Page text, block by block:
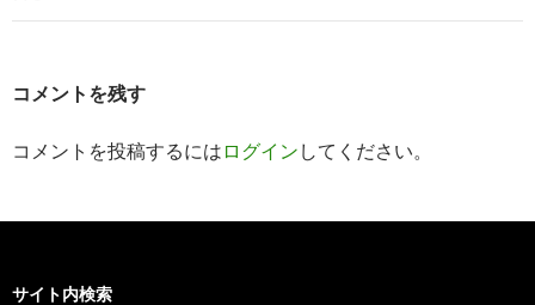
シ
コメントを残す
コメントを投稿するには ログイン してください。
サイト内検索